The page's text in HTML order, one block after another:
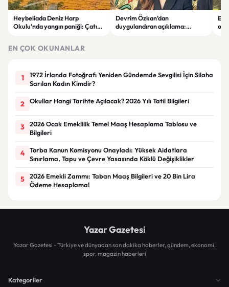
Heybeliada Deniz Harp
Okulu’nda yangın paniği: Çatıda
Devrim Özkan’dan
duygulandıran açıklama:
EN ÇOK OKUNANLAR
1
1972 İrlanda Fotoğrafı Yeniden Gündemde Sevgilisi İçin Silaha
Sarılan Kadın Kimdir?
2 Okullar Hangi Tarihte Açılacak? 2026 Yılı Tatil Bilgileri
3
2026 Ocak Emeklilik Temel Maaş Hesaplama Tablosu ve
Bilgileri
4
Torba Kanun Komisyonu Onayladı: Yüksek Aidatlara
Sınırlama, Tapu ve Çevre Yasasında Köklü Değişiklikler
5
2026 Emekli Zammı: Taban Maaş Bilgileri ve 20 Bin Lira
Ödeme Hesaplama!
Yazar Gazetesi
Yazar Gazetesi - Türkiye ve dünyadan son dakika haberler, gündem, ekonomi,
spor, magazin haberleri
Kategoriler